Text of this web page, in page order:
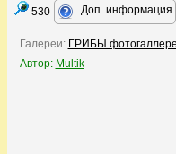
530 Доп. информация
Галереи: ГРИБЫ
Автор: Multik